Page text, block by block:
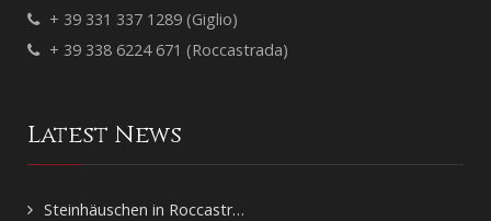
+ 39 331 337 1289 (Giglio)
+ 39 338 6224 671 (Roccastrada)
Latest News
Steinhäuschen in Roccastr…